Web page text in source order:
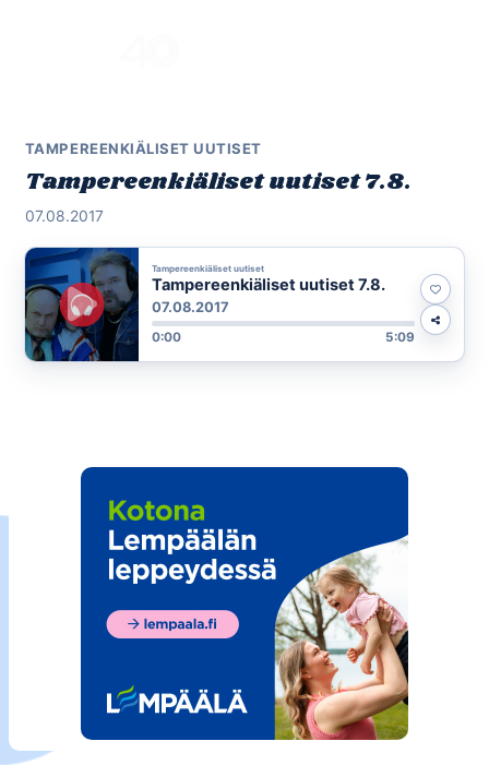
TAMPEREENKIÄLISET UUTISET
Tampereenkiäliset uutiset 7.8.
07.08.2017
Tampereenkiäliset uutiset
Tampereenkiäliset uutiset 7.8.
07.08.2017
0:00 5:09